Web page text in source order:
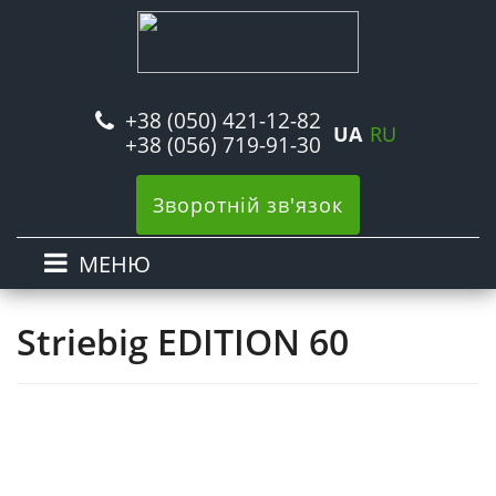
+38 (050) 421-12-82
+38 (056) 719-91-30 UA RU
Зворотній зв'язок
МЕНЮ
Striebig EDITION 60